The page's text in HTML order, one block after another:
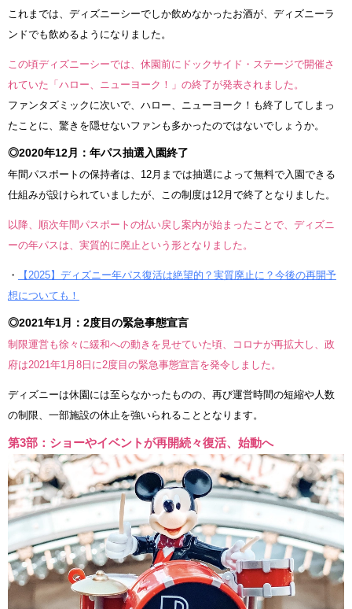
これまでは、ディズニーシーでしか飲めなかったお酒が、ディズニーラ
ンドでも飲めるようになりました。
この頃ディズニーシーでは、休園前にドックサイド・ステージで開催さ
れていた「ハロー、ニューヨーク！」の終了が発表されました。
ファンタズミックに次いで、ハロー、ニューヨーク！も終了してしまっ
たことに、驚きを隠せないファンも多かったのではないでしょうか。
◎2020年12月：年パス抽選入園終了
年間パスポートの保持者は、12月までは抽選によって無料で入園できる
仕組みが設けられていましたが、この制度は12月で終了となりました。
以降、順次年間パスポートの払い戻し案内が始まったことで、ディズニ
ーの年パスは、実質的に廃止という形となりました。
・
【2025】ディズニー年パス復活は絶望的？実質廃止に？今後の再開予
想についても！
◎2021年1月：2度目の緊急事態宣言
制限運営も徐々に緩和への動きを見せていた頃、コロナが再拡大し、政
府は2021年1月8日に2度目の緊急事態宣言を発令しました。
ディズニーは休園には至らなかったものの、再び運営時間の短縮や人数
の制限、一部施設の休止を強いられることとなります。
第3部：ショーやイベントが再開続々復活、始動へ